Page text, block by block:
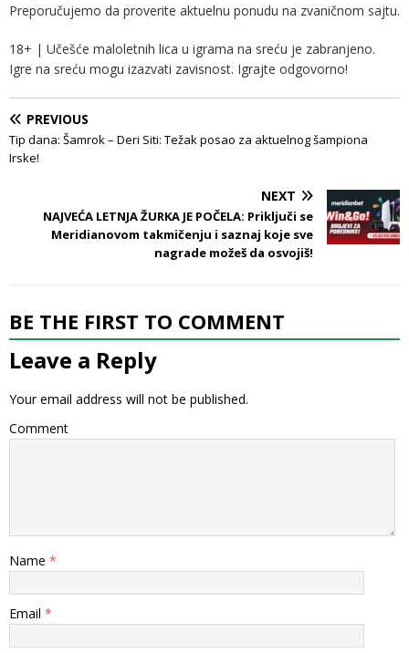
Preporučujemo da proverite aktuelnu ponudu na zvaničnom sajtu.
18+ | Učešće maloletnih lica u igrama na sreću je zabranjeno.
Igre na sreću mogu izazvati zavisnost. Igrajte odgovorno!
PREVIOUS
Tip dana: Šamrok – Deri Siti: Težak posao za aktuelnog šampiona
Irske!
NEXT
NAJVEĆA LETNJA ŽURKA JE POČELA: Priključi se
Meridianovom takmičenju i saznaj koje sve
nagrade možeš da osvojiš!
BE THE FIRST TO COMMENT
Leave a Reply
Your email address will not be published.
Comment
Name *
Email *